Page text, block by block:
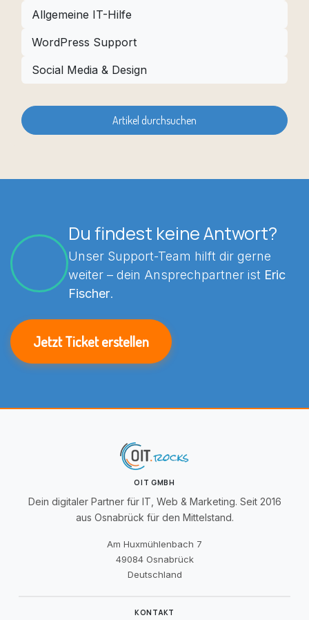
Allgemeine IT-Hilfe
WordPress Support
Social Media & Design
Artikel durchsuchen
Du findest keine Antwort?
Unser Support-Team hilft dir gerne
weiter – dein Ansprechpartner ist Eric
Fischer.
Jetzt Ticket erstellen
OIT GMBH
Dein digitaler Partner für IT, Web & Marketing. Seit 2016
aus Osnabrück für den Mittelstand.
Am Huxmühlenbach 7
49084 Osnabrück
Deutschland
KONTAKT